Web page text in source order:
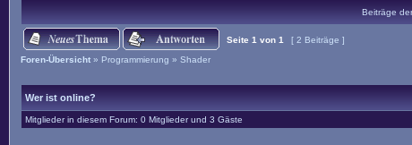
Beiträge
Seite 1 von 1
[ 2 Beiträge ]
Foren-Übersicht » Programmierung » Shader
Wer ist online?
Mitglieder in diesem Forum: 0 Mitglieder und 3 Gäste